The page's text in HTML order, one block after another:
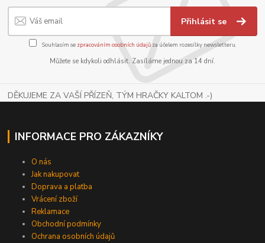
Přihlásit se
Souhlasím se zpracováním osobních údajůza účelem rozesílky newsletteru.
Můžete se kdykoli odhlásit. Zasíláme jednou za 14 dní.
DĚKUJEME ZA VAŠÍ PŘÍZEŇ, TÝM HRAČKY KALTOM .-)
INFORMACE PRO ZÁKAZNÍKY
O nás
Jak nakupovat
Doprava a platba
Vrácení zboží
Reklamace
Obchodní podmínky
Ochrana osobních údajů